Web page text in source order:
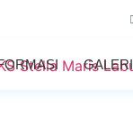
GALERI